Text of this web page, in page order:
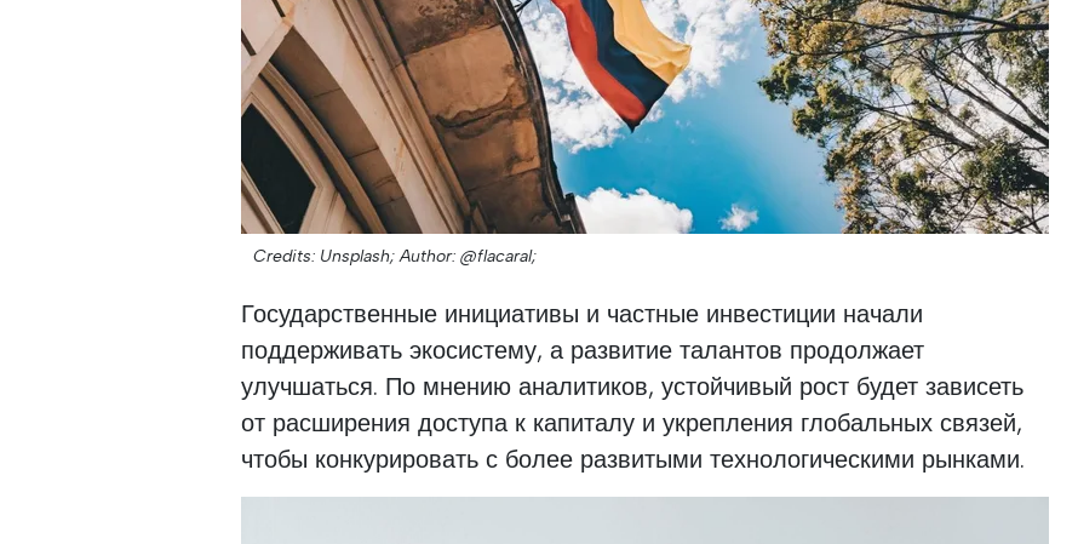
Credits: Unsplash; Author: @flacaral;
Государственные инициативы и частные инвестиции начали
поддерживать экосистему, а развитие талантов продолжает
улучшаться. По мнению аналитиков, устойчивый рост будет зависеть
от расширения доступа к капиталу и укрепления глобальных связей,
чтобы конкурировать с более развитыми технологическими рынками.